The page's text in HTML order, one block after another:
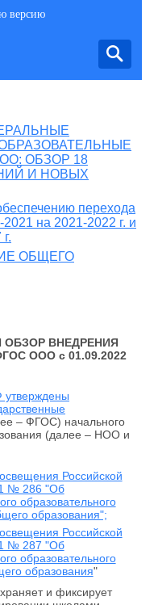
версию
ОБЗОР 18
И НОВЫХ
перехода
на 2021-2022 г. и
ОБЩЕГО
ВНЕДРЕНИЯ
ООО с 01.09.2022
утверждены
– ФГОС) начального
(далее – НОО и
Российской
№ 286 "Об
образовательного
образования";
Российской
№ 287 "Об
образовательного
образования"
и фиксирует